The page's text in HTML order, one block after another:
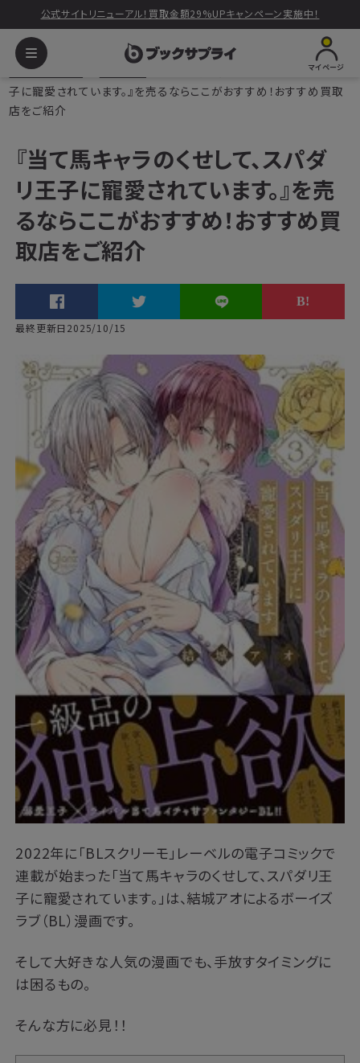
公式サイトリニューアル！買取金額29%UPキャンペーン実施中！
マイページ
ブックサプライ
『当て馬キャラのくせして、スパダリ王
子に寵愛されています。』を売るならここがおすすめ！おすすめ買取
店をご紹介
『当て馬キャラのくせして、スパダ
リ王子に寵愛されています。』を売
るならここがおすすめ！おすすめ買
取店をご紹介
最終更新日2025/10/15
2022年に「BLスクリーモ」レーベルの電子コミックで
連載が始まった「当て馬キャラのくせして、スパダリ王
子に寵愛されています。」は、結城アオによるボーイズ
ラブ（BL）漫画です。
そして大好きな人気の漫画でも、手放すタイミングに
は困るもの。
そんな方に必見！！